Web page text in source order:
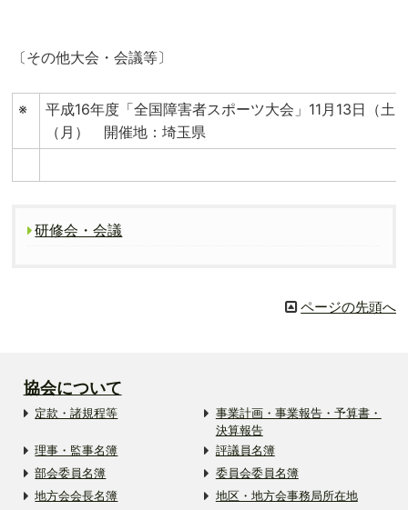
〔その他大会・会議等〕
※
平成16年度「全国障害者スポーツ大会」11月13日（土
（月） 開催地：埼玉県
研修会・会議
ページの先頭へ
協会について
定款・諸規程等
事業計画・事業報告・予算書・
決算報告
理事・監事名簿
評議員名簿
部会委員名簿
委員会委員名簿
地方会会長名簿
地区・地方会事務局所在地